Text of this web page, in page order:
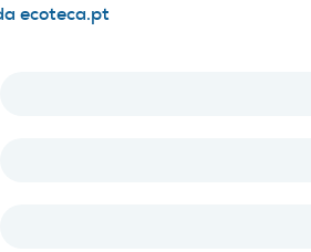
ecoteca.pt